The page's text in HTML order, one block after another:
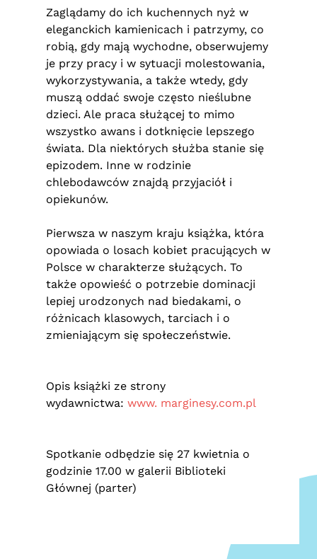
Zaglądamy do ich kuchennych nyż w
eleganckich kamienicach i patrzymy, co
robią, gdy mają wychodne, obserwujemy
je przy pracy i w sytuacji molestowania,
wykorzystywania, a także wtedy, gdy
muszą oddać swoje często nieślubne
dzieci. Ale praca służącej to mimo
wszystko awans i dotknięcie lepszego
świata. Dla niektórych służba stanie się
epizodem. Inne w rodzinie
chlebodawców znajdą przyjaciół i
opiekunów.
Pierwsza w naszym kraju książka, która
opowiada o losach kobiet pracujących w
Polsce w charakterze służących. To
także opowieść o potrzebie dominacji
lepiej urodzonych nad biedakami, o
różnicach klasowych, tarciach i o
zmieniającym się społeczeństwie.
Opis książki ze strony
wydawnictwa: www. marginesy.com.pl
Spotkanie odbędzie się 27 kwietnia o
godzinie 17.00 w galerii Biblioteki
Głównej (parter)